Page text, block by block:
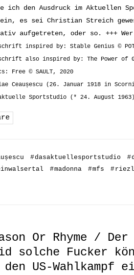
ich den Ausdruck im Aktuellen
es sei Christian Streich
aufgetreten, oder so. +++
inspired by: Stable Genius ©
also inspired by: The Power of
Free © SAULT, 2020
Ceaușescu (26. Januar 1918 in
Sportstudio (* 24. August 1963),
#dasaktuellesportstudio #
#madonna #mfs #
Or Rhyme /
solche Fucker
US-Wahlkampf